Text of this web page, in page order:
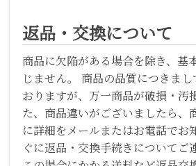
返品・交換について
商品に欠陥がある場合を除き、基
じません。 商品の品質につきま
おりますが、万一商品が破損・汚
た、商品違いがございましたら、
に詳細をメールまたはお電話でお
ぐに返品・交換手続きについてご